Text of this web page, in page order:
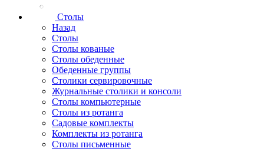
Столы
Назад
Столы
Столы кованые
Столы обеденные
Обеденные группы
Столики сервировочные
Журнальные столики и консоли
Столы компьютерные
Столы из ротанга
Садовые комплекты
Комплекты из ротанга
Столы письменные